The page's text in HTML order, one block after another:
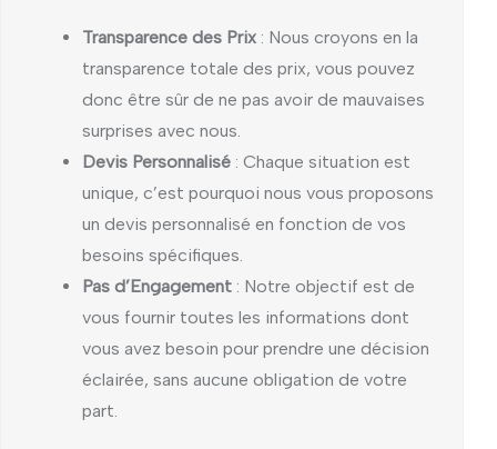
Transparence des Prix : Nous croyons en la
transparence totale des prix, vous pouvez
donc être sûr de ne pas avoir de mauvaises
surprises avec nous.
Devis Personnalisé : Chaque situation est
unique, c’est pourquoi nous vous proposons
un devis personnalisé en fonction de vos
besoins spécifiques.
Pas d’Engagement : Notre objectif est de
vous fournir toutes les informations dont
vous avez besoin pour prendre une décision
éclairée, sans aucune obligation de votre
part.